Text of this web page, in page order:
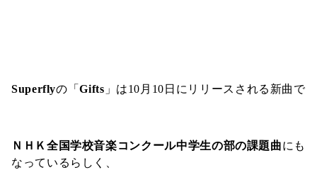
Superflyの「Gifts 」は10月10日にリリースされる新曲で
ＮＨＫ全国学校音楽コンクール中学生の部の課題曲にも
なっているらしく、